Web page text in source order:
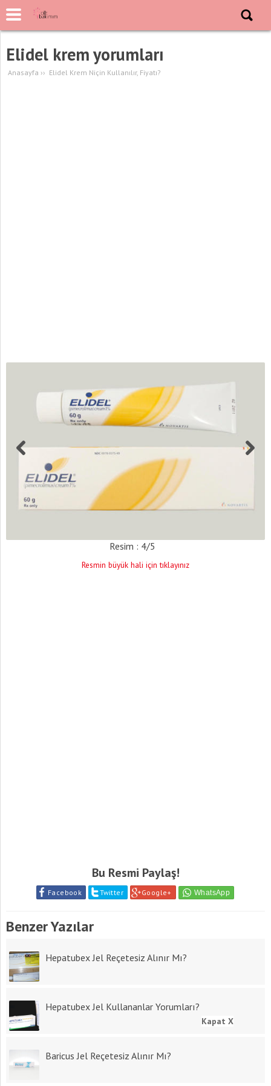
Elidel krem yorumları
Anasayfa ›› Elidel Krem Niçin Kullanılır, Fiyatı?
Resim : 4/5
Resmin büyük hali için tıklayınız
Bu Resmi Paylaş!
Facebook Twitter Google+
Benzer Yazılar
Hepatubex Jel Reçetesiz Alınır Mı?
Hepatubex Jel Kullananlar Yorumları?
Baricus Jel Reçetesiz Alınır Mı?
Kapat X